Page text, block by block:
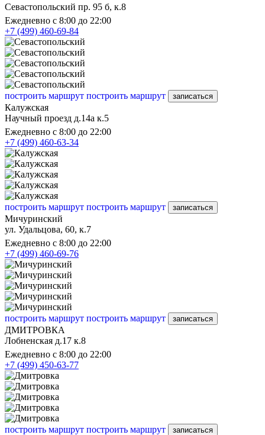
Севастопольский пр. 95 б, к.8
Ежедневно с 8:00 до 22:00
+7 (499) 460-69-84
построить маршрут построить маршрут записаться
Калужская
Научный проезд д.14а к.5
Ежедневно с 8:00 до 22:00
+7 (499) 460-63-34
построить маршрут построить маршрут записаться
Мичуринский
ул. Удальцова, 60, к.7
Ежедневно с 8:00 до 22:00
+7 (499) 460-69-76
построить маршрут построить маршрут записаться
ДМИТРОВКА
Лобненская д.17 к.8
Ежедневно с 8:00 до 22:00
+7 (499) 450-63-77
построить маршрут построить маршрут записаться